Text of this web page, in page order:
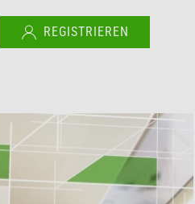
REGISTRIEREN